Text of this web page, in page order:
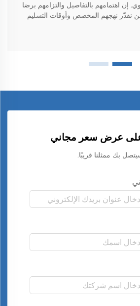
إن اهتمامهم بالتفاصيل والتزامهم برضا
نقدّر نهجهم المخصص وأوقات التسليم
عرض سعر مجاني
بك ممثلنا قريبًا.